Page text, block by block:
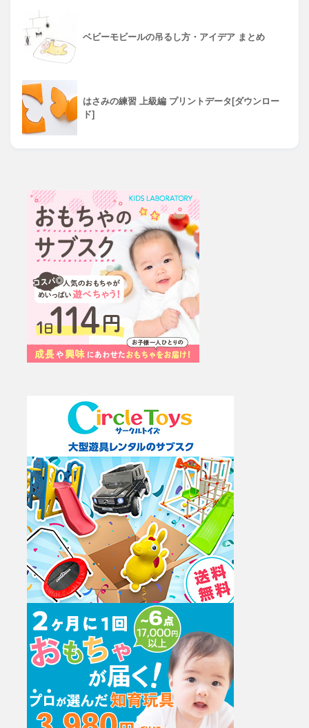
ベビーモビールの吊るし方・アイデア まとめ
はさみの練習 上級編 プリントデータ[ダウンロー
ド]